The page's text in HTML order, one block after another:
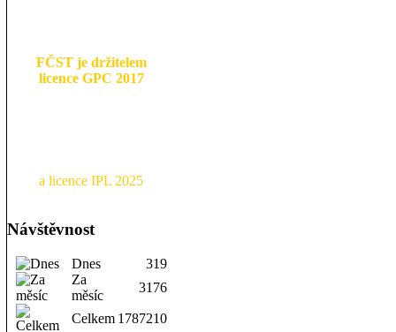
FČST je držitelem
licence GPC 2017
a licence IPL 2025
Návštěvnost
Dnes
319
Za
měsíc
3176
Celkem 1787210